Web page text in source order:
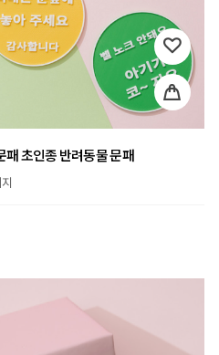
패 초인종 반려동물 문패